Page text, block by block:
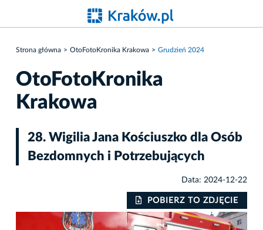
Strona główna OtoFotoKronika Krakowa Grudzień 2024
OtoFotoKronika
Krakowa
28. Wigilia Jana Kościuszko dla Osób
Bezdomnych i Potrzebujących
Data: 2024-12-22
POBIERZ TO ZDJĘCIE